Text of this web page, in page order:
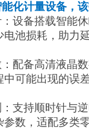
化计量设备，
设备搭载智能
电池损耗，助力
配备高清液晶
中可能出现的误
支持顺时针与
数，适配多类